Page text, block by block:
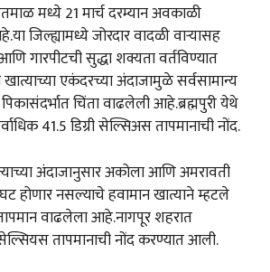
मध्ये 21 मार्च दरम्यान अवकाळी
जिल्ह्यामध्ये जोरदार वादळी वाऱ्यासह
गारपीटची सुद्धा शक्यता वर्तविण्यात
एकंदरच्या अंदाजामुळे सर्वसामान्य
चिंता वाढलेली आहे.ब्रह्मपुरी येथे
41.5 डिग्री सेल्सिअस तापमानाची नोंद.
अंदाजानुसार अकोला आणि अमरावती
होणार नसल्याचे हवामान खात्याने म्हटले
वाढलेला आहे.नागपूर शहरात
तापमानाची नोंद करण्यात आली.